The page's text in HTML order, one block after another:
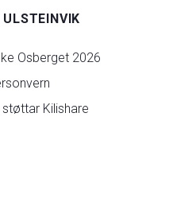
ULSTEINVIK
Osberget 2026
Kilishare